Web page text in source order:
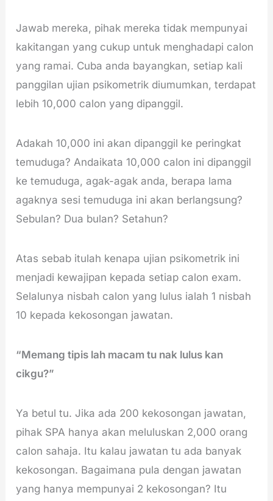
Jawab mereka, pihak mereka tidak mempunyai
kakitangan yang cukup untuk menghadapi calon
yang ramai. Cuba anda bayangkan, setiap kali
panggilan ujian psikometrik diumumkan, terdapat
lebih 10,000 calon yang dipanggil.
Adakah 10,000 ini akan dipanggil ke peringkat
temuduga? Andaikata 10,000 calon ini dipanggil
ke temuduga, agak-agak anda, berapa lama
agaknya sesi temuduga ini akan berlangsung?
Sebulan? Dua bulan? Setahun?
Atas sebab itulah kenapa ujian psikometrik ini
menjadi kewajipan kepada setiap calon exam.
Selalunya nisbah calon yang lulus ialah 1 nisbah
10 kepada kekosongan jawatan.
“Memang tipis lah macam tu nak lulus kan
cikgu?”
Ya betul tu. Jika ada 200 kekosongan jawatan,
pihak SPA hanya akan meluluskan 2,000 orang
calon sahaja. Itu kalau jawatan tu ada banyak
kekosongan. Bagaimana pula dengan jawatan
yang hanya mempunyai 2 kekosongan? Itu